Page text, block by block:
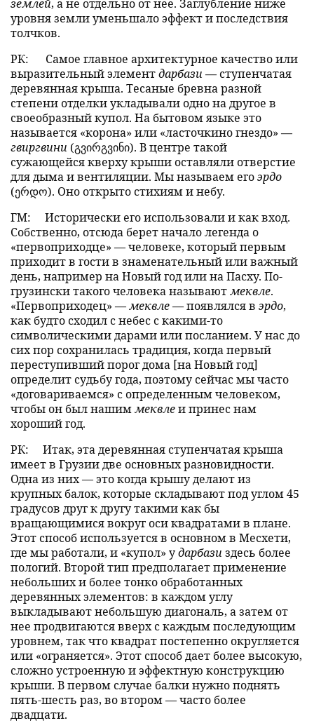
землей, а не отдельно от нее. Заглубление ниже
уровня земли уменьшало эффект и последствия
толчков.
РК:
Самое главное архитектурное качество или
выразительный элементдарбази — ступенчатая
деревянная крыша. Тесаные бревна разной
степени отделки укладывали одно на другое в
своеобразный купол. На бытовом языке это
называется «корона» или «ласточкино гнездо» —
гвиргвини (გვირგვინი). В центре такой
сужающейся кверху крыши оставляли отверстие
для дыма и вентиляции. Мы называем егоэрдо
(ერდო). Оно открыто стихиям и небу.
ГМ:
Исторически его использовали и как вход.
Собственно, отсюда берет начало легенда о
«первоприходце» — человеке, который первым
приходит в гости в знаменательный или важный
день, например на Новый год или на Пасху. По-
грузински такого человека называютмеквле.
«Первоприходец» —меквле— появлялся в эрдо,
как будто сходил с небес с какими-то
символическими дарами или посланием. У нас до
сих пор сохранилась традиция, когда первый
переступивший порог дома [на Новый год]
определит судьбу года, поэтому сейчас мы часто
«договариваемся» с определенным человеком,
чтобы он был нашиммеквлеи принес нам
хороший год.
РК:
Итак, эта деревянная ступенчатая крыша
имеет в Грузии две основных разновидности.
Одна из них — это когда крышу делают из
крупных балок, которые складывают под углом 45
градусов друг к другу такими как бы
вращающимися вокруг оси квадратами в плане.
Этот способ используется в основном в Месхети,
где мы работали, и «купол» ударбази здесь более
пологий. Второй тип предполагает применение
небольших и более тонко обработанных
деревянных элементов: в каждом углу
выкладывают небольшую диагональ, а затем от
нее продвигаются вверх с каждым последующим
уровнем, так что квадрат постепенно округляется
или «ограняется». Этот способ дает более высокую,
сложно устроенную и эффектную конструкцию
крыши. В первом случае балки нужно поднять
пять-шесть раз, во втором — часто более
двадцати.